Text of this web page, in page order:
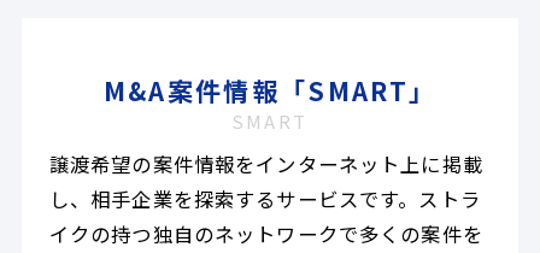
M&A案件情報「SMART」
SMART
譲渡希望の案件情報をインターネット上に掲載
し、相手企業を探索するサービスです。ストラ
イクの持つ独自のネットワークで多くの案件を